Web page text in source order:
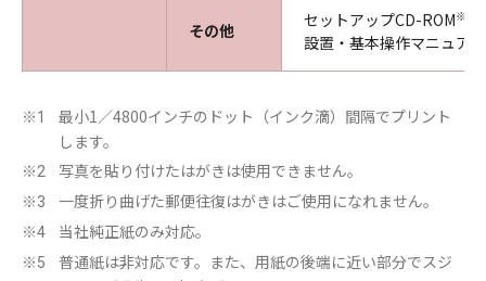
その他 セットアップCD-ROM※10
設置・基本操作マニュア
※1
最小1／4800インチのドット（インク滴）間隔でプリント
します。
※2 写真を貼り付けたはがきは使用できません。
※3 一度折り曲げた郵便往復はがきはご使用になれません。
※4 当社純正紙のみ対応。
※5
普通紙は非対応です。また、用紙の後端に近い部分でスジ